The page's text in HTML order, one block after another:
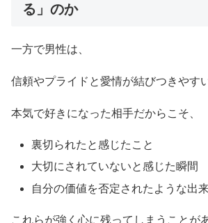
る」のか
一方で男性は、
信頼やプライドと愛情が結びつきやす
本気で好きになった相手だからこそ、
裏切られたと感じたこと
大切にされていないと感じた瞬間
自分の価値を否定されたような出
これらが強く心に残ってしまうことが